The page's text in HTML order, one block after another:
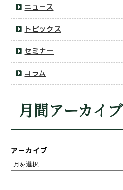
ニュース
トピックス
セミナー
コラム
月間アーカイブ
アーカイブ